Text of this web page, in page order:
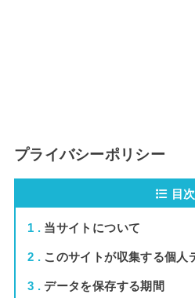
プライバシーポリシー
目次
1 当サイトについて
2 このサイトが収集する個人
3 データを保存する期間